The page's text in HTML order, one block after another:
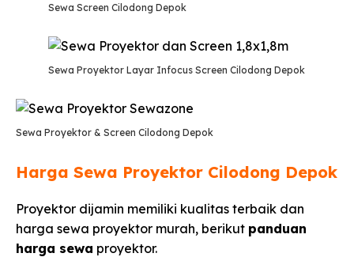
Sewa Screen Cilodong Depok
Sewa Proyektor Layar Infocus Screen Cilodong Depok
Sewa Proyektor & Screen Cilodong Depok
Harga Sewa Proyektor Cilodong Depok
Proyektor dijamin memiliki kualitas terbaik dan
harga sewa proyektor murah, berikut panduan
harga sewa proyektor.